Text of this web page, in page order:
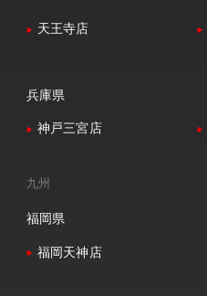
天王寺店
兵庫県
神戸三宮店
九州
福岡県
福岡天神店